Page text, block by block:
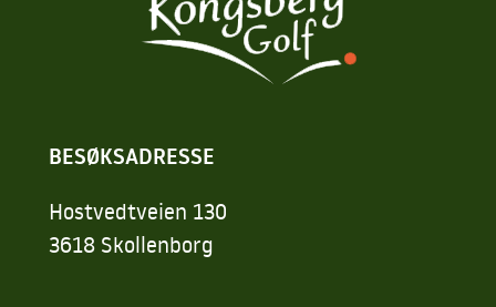
BESØKSADRESSE
Hostvedtveien 130
3618 Skollenborg